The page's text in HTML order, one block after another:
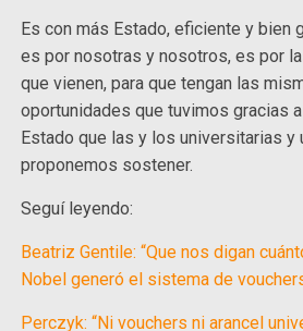
Es con más Estado, eficiente y bien
es por nosotras y nosotros, es por
que vienen, para que tengan las
oportunidades que tuvimos gracias
Estado que las y los universitarias y
proponemos sostener.
Seguí leyendo:
Beatriz Gentile: “Que nos digan
Nobel generó el sistema de
Perczyk: “Ni vouchers ni arancel